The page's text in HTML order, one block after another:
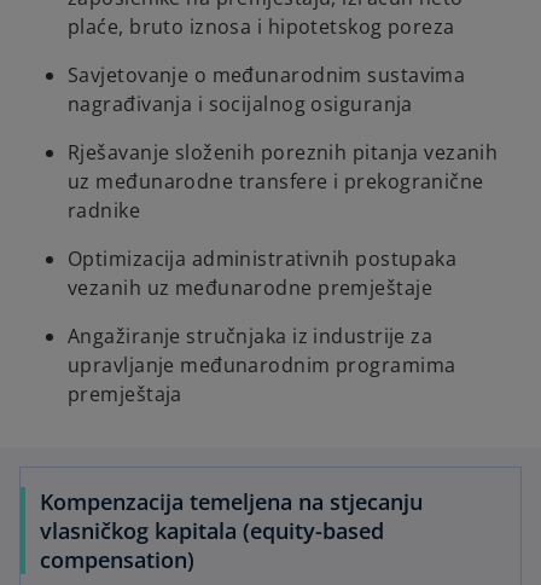
plaće, bruto iznosa i hipotetskog poreza
Savjetovanje o međunarodnim sustavima
nagrađivanja i socijalnog osiguranja
Rješavanje složenih poreznih pitanja vezanih
uz međunarodne transfere i prekogranične
radnike
Optimizacija administrativnih postupaka
vezanih uz međunarodne premještaje
Angažiranje stručnjaka iz industrije za
upravljanje međunarodnim programima
premještaja
Kompenzacija temeljena na stjecanju
vlasničkog kapitala (equity-based
compensation)